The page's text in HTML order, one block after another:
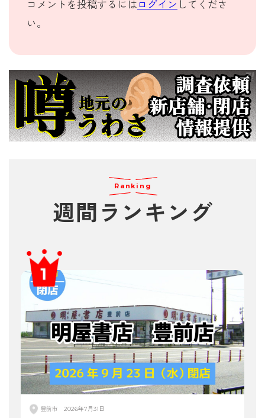
コメントを投稿するには ログイン してくださ
い。
Ranking
週間 ランキング
豊前市 2026年7月31日